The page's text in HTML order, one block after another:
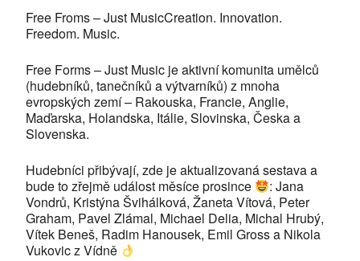
Free Froms – Just MusicCreation. Innovation.
Freedom. Music.
Free Forms – Just Music je aktivní komunita umělců
(hudebníků, tanečníků a výtvarníků) z mnoha
evropských zemí – Rakouska, Francie, Anglie,
Maďarska, Holandska, Itálie, Slovinska, Česka a
Slovenska.
Hudebníci přibývají, zde je aktualizovaná sestava a
bude to zřejmě událost měsíce prosince
: Jana
Vondrů, Kristýna Švihálková, Žaneta Vítová, Peter
Graham, Pavel Zlámal, Michael Delia, Michal Hrubý,
Vítek Beneš, Radim Hanousek, Emil Gross a Nikola
Vukovic z Vídně